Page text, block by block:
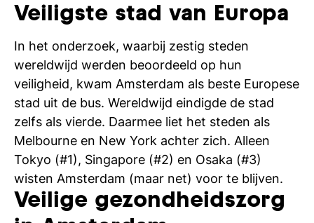
Veiligste stad van Europa
In het onderzoek, waarbij zestig steden
wereldwijd werden beoordeeld op hun
veiligheid, kwam Amsterdam als beste Europese
stad uit de bus. Wereldwijd eindigde de stad
zelfs als vierde. Daarmee liet het steden als
Melbourne en New York achter zich. Alleen
Tokyo (#1), Singapore (#2) en Osaka (#3)
wisten Amsterdam (maar net) voor te blijven.
Veilige gezondheidszorg